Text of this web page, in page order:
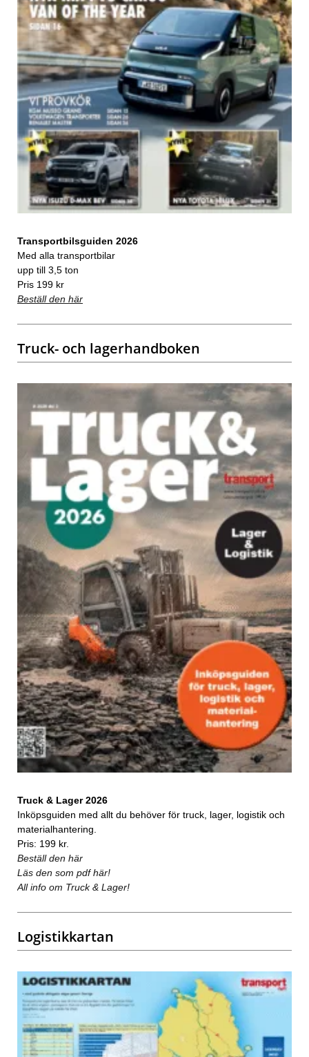
Transportbilsguiden 2026
Med alla transportbilar
upp till 3,5 ton
Pris 199 kr
Beställ den här
Truck- och lagerhandboken
Truck & Lager 2026
Inköpsguiden med allt du behöver för truck, lager, logistik och
materialhantering.
Pris: 199 kr.
Beställ den här
Läs den som pdf här!
All info om Truck & Lager!
Logistikkartan